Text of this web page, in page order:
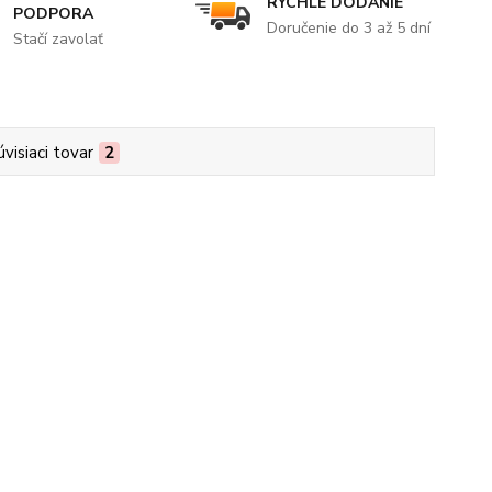
PODPORA
Stačí zavolať
Doručenie do 3 až 5 dní
tovar 2